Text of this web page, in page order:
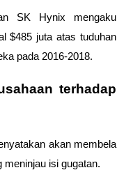
SK Hynix mengaku
$485 juta atas tuduhan
pada 2016-2018.
terhadap
akan membela
isi gugatan.